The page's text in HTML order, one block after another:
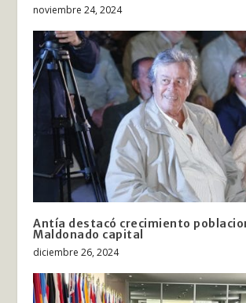
noviembre 24, 2024
Antía destacó crecimiento
Maldonado capital
diciembre 26, 2024